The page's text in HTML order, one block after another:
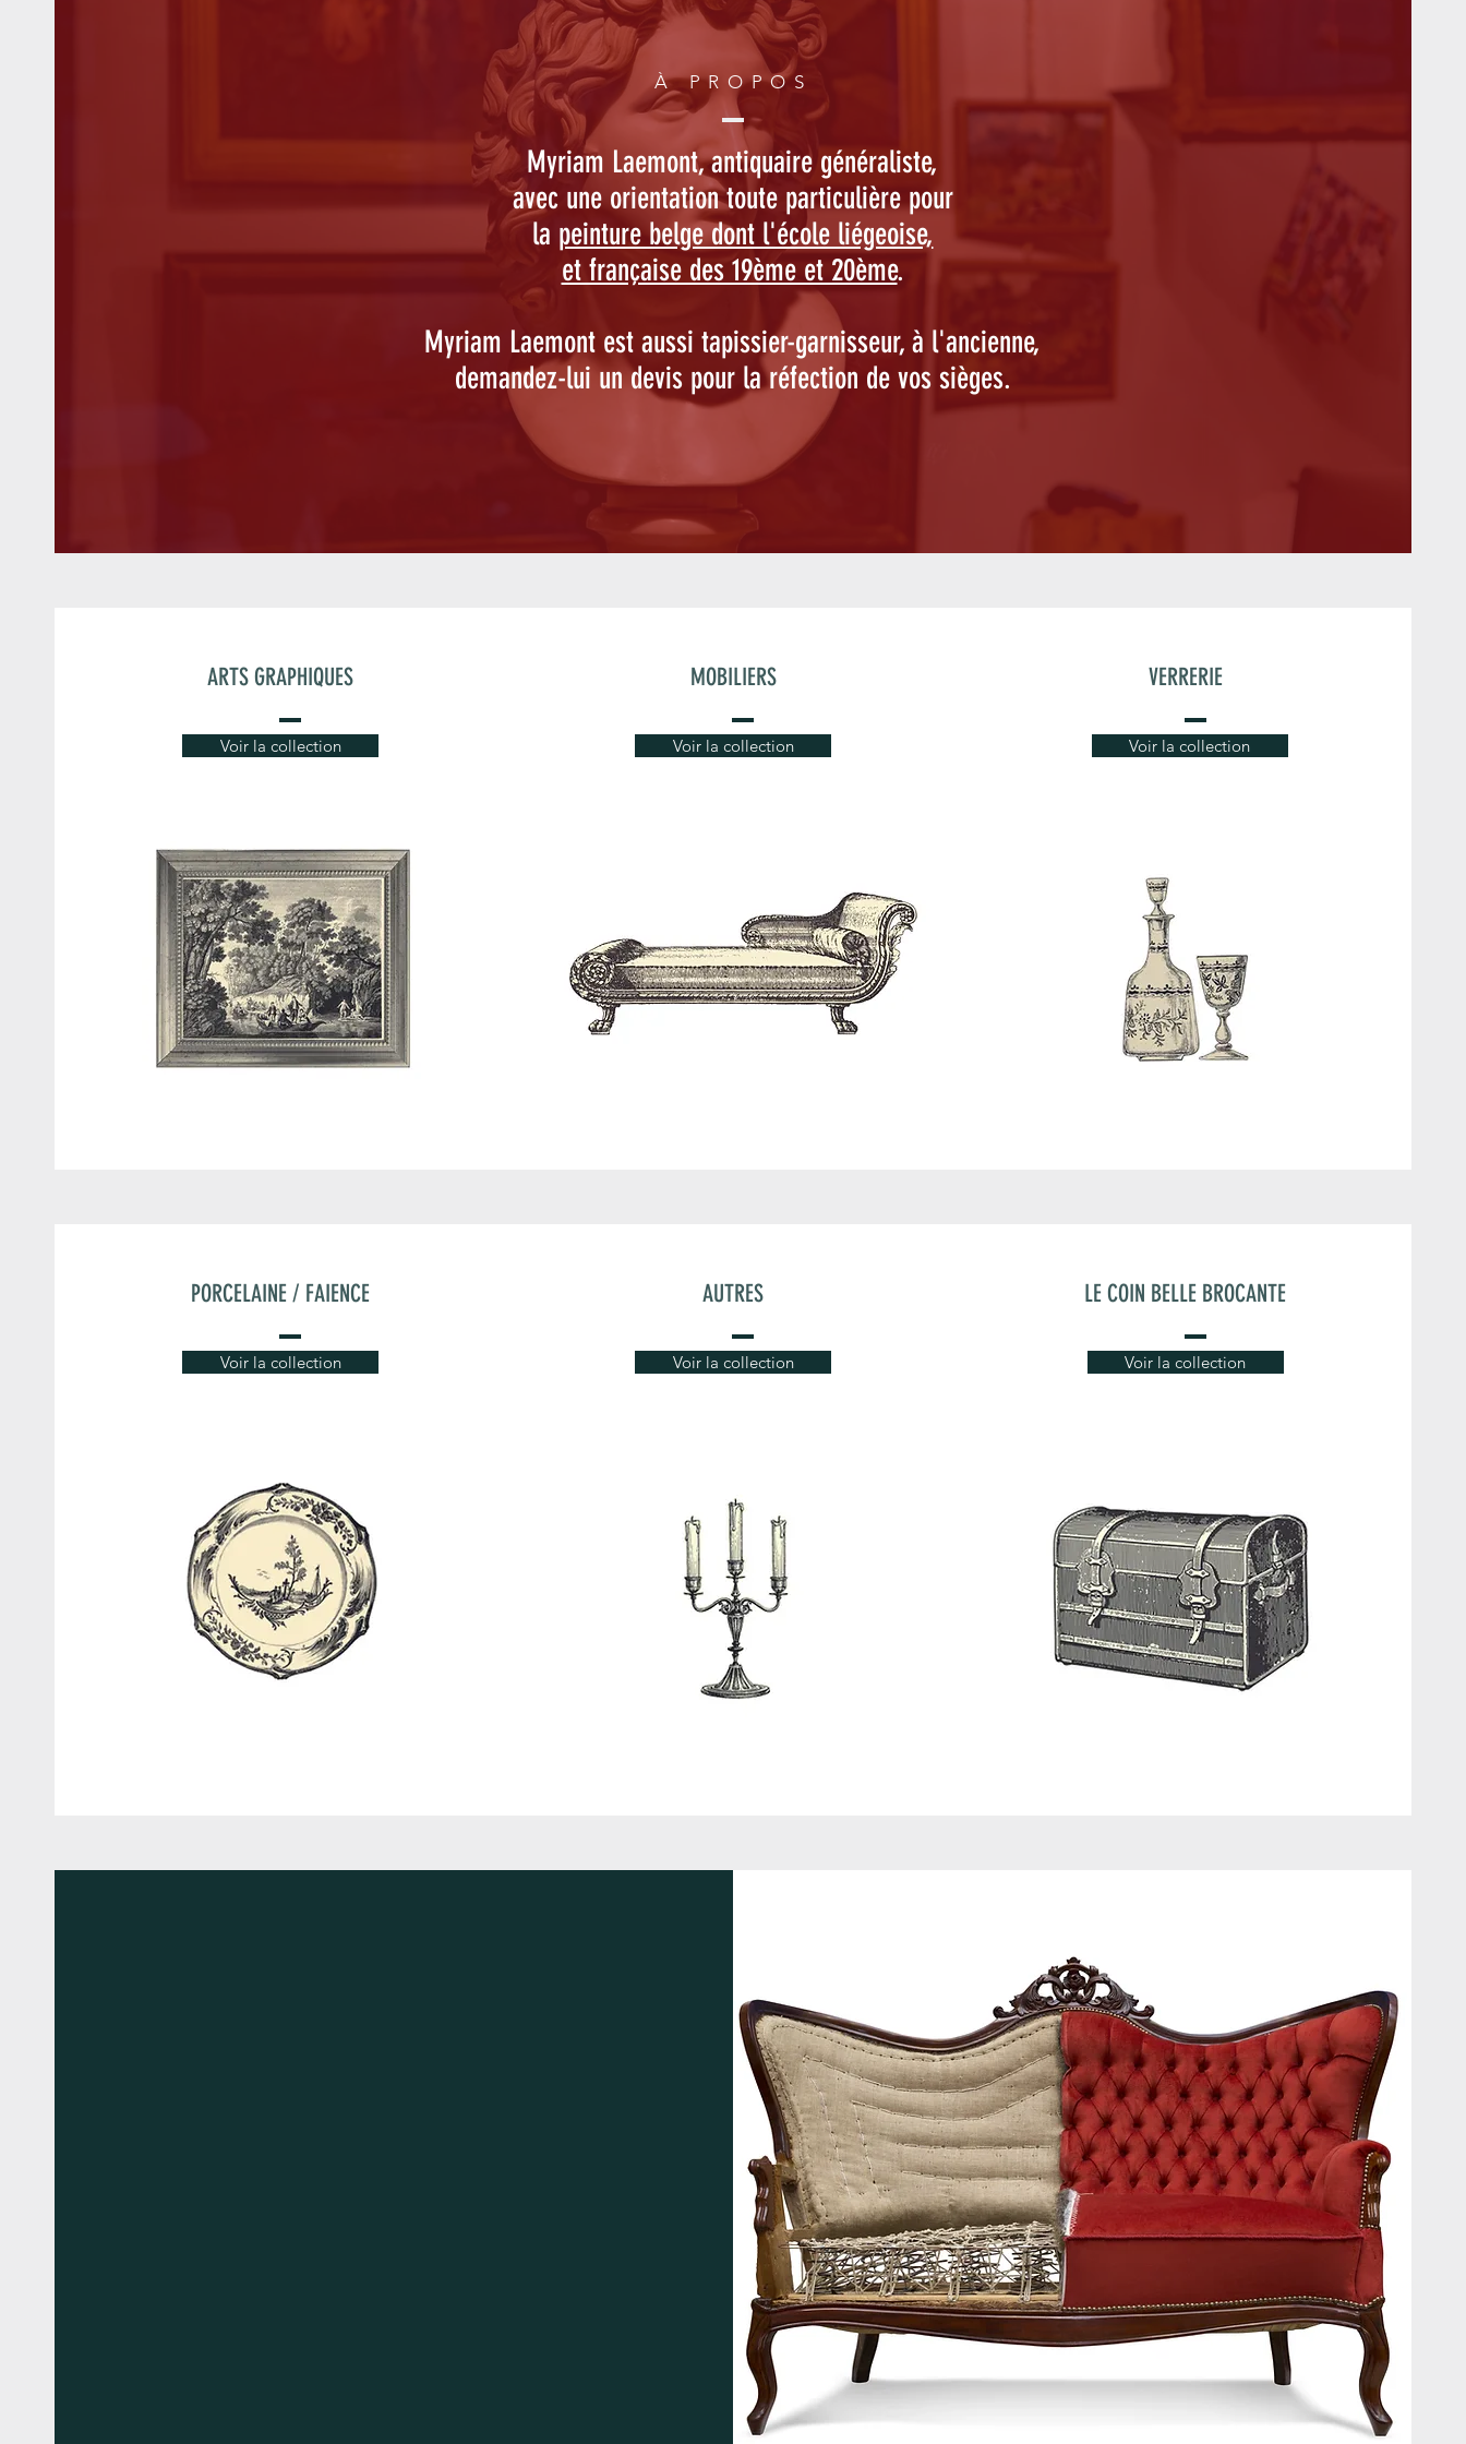
À PROPOS
Myriam Laemont, antiquaire généraliste,
avec une orientation toute particulièrepour
la peinture belge dont l'école liégeoise,
et française des 19ème et 20ème.
Myriam Laemont est aussi tapissier-garnisseur, à l'ancienne,
demandez-lui un devis pour la réfection de vos sièges.
ARTS GRAPHIQUES
Voir la collection
MOBILIERS
Voir la collection
VERRERIE
Voir la collection
PORCELAINE / FAIENCE
Voir la collection
AUTRES
Voir la collection
LE COIN BELLE BROCANTE
Voir la collection